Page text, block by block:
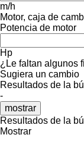
m/h
Motor, caja de
Potencia de motor
Hp
¿Le faltan algunos
Sugiera un cambio
Resultados de la
-
mostrar
Resultados de la
Mostrar